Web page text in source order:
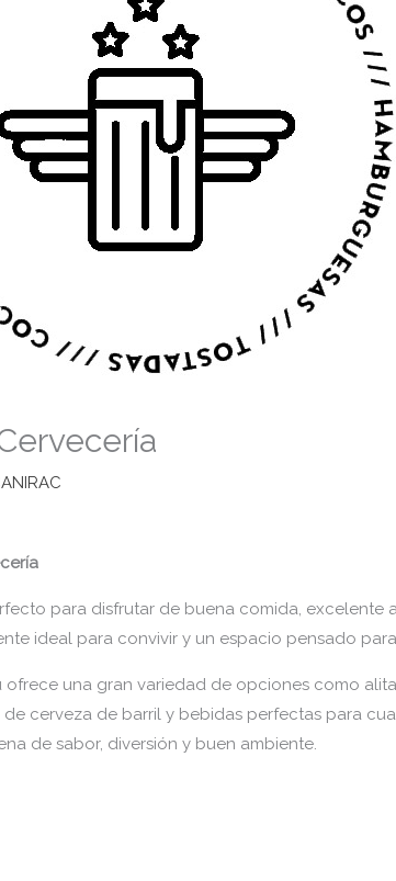
para disfrutar de buena comida, excelente
ideal para convivir y un espacio pensado
ofrece una gran variedad de opciones como
cerveza de barril y bebidas perfectas para
de sabor, diversión y buen ambiente.